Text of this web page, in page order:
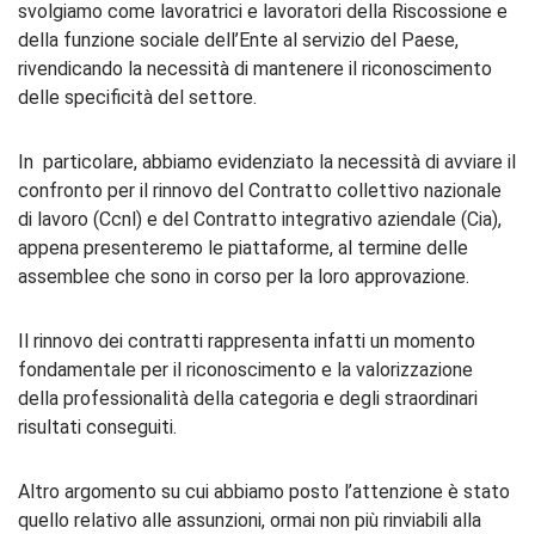
svolgiamo come lavoratrici e lavoratori della Riscossione e
della funzione sociale dell’Ente al servizio del Paese,
rivendicando la necessità di mantenere il riconoscimento
delle specificità del settore.
In particolare, abbiamo evidenziato la necessità di avviare il
confronto per il rinnovo del Contratto collettivo nazionale
di lavoro (Ccnl) e del Contratto integrativo aziendale (Cia),
appena presenteremo le piattaforme, al termine delle
assemblee che sono in corso per la loro approvazione.
Il rinnovo dei contratti rappresenta infatti un momento
fondamentale per il riconoscimento e la valorizzazione
della professionalità della categoria e degli straordinari
risultati conseguiti.
Altro argomento su cui abbiamo posto l’attenzione è stato
quello relativo alle assunzioni, ormai non più rinviabili alla